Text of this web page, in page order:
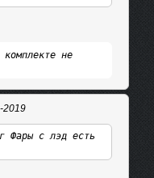
не
2019
Фары с лэд есть